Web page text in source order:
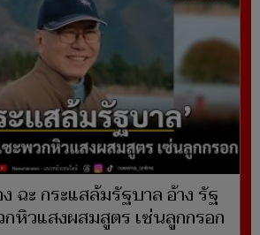
ฉะ กระแสล้มรัฐบาล อ้าง รัฐ
หิวแสงผสมสูตร เซ่นลูกกรอก